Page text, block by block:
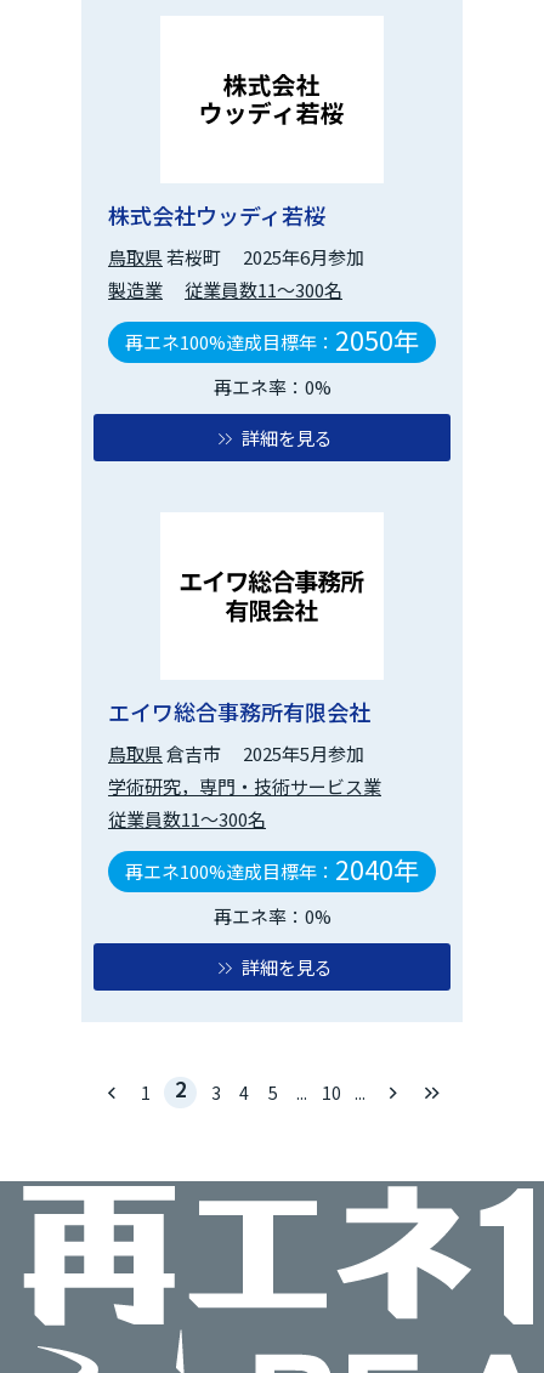
株式会社ウッディ若桜
鳥取県若桜町
2025年6月参加
製造業
従業員数11～300名
再エネ100%達成目標年： 2050年
再エネ率：0%
詳細を見る
エイワ総合事務所有限会社
鳥取県倉吉市
2025年5月参加
学術研究，専門・技術サービス業
従業員数11～300名
再エネ100%達成目標年： 2040年
再エネ率：0%
詳細を見る
keyboard_arrow_left 1 2 3 4 5 ... 10 ... keyboard_arrow_right keyboard_double_arrow_right